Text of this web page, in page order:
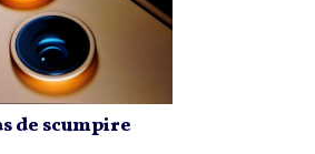
de scumpire